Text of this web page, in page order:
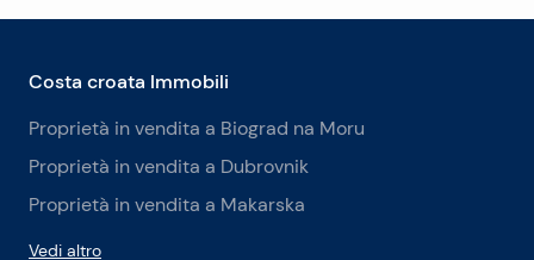
Costa croata Immobili
Proprietà in vendita a Biograd na Moru
Proprietà in vendita a Dubrovnik
Proprietà in vendita a Makarska
Vedi altro